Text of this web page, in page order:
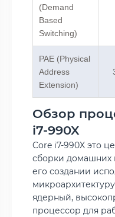
(Demand
Based
Switching)
PAE (Physical
Address
Extension)
Обзор
i7-990X
Core i7-990X это
сборки домашних
его создании
ядерный,
процессор для